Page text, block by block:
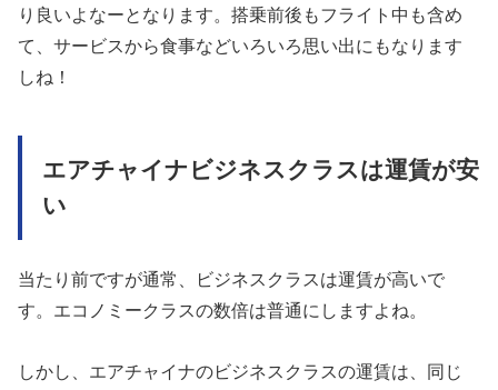
り良いよなーとなります。搭乗前後もフライト中も含め
て、サービスから食事などいろいろ思い出にもなります
しね！
エアチャイナビジネスクラスは運賃が安
い
当たり前ですが通常、ビジネスクラスは運賃が高いで
す。エコノミークラスの数倍は普通にしますよね。
しかし、エアチャイナのビジネスクラスの運賃は、同じ